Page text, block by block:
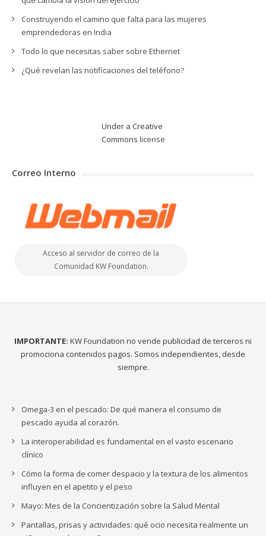
Construyendo el camino que falta para las mujeres
emprendedoras en India
Todo lo que necesitas saber sobre Ethernet
¿Qué revelan las notificaciones del teléfono?
Under a Creative
Commons license
Correo Interno
Acceso al servidor de correo de la
Comunidad KW Foundation.
IMPORTANTE: KW Foundation no vende publicidad de terceros ni
promociona contenidos pagos. Somos independientes, desde
siempre.
Omega-3 en el pescado: De qué manera el consumo de
pescado ayuda al corazón.
La interoperabilidad es fundamental en el vasto escenario
clínico
Cómo la forma de comer despacio y la textura de los alimentos
influyen en el apetito y el peso
Mayo: Mes de la Concientización sobre la Salud Mental
Pantallas, prisas y actividades: qué ocio necesita realmente un